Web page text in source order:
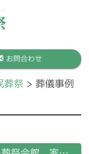
お問合わせ
葬祭 葬儀事例